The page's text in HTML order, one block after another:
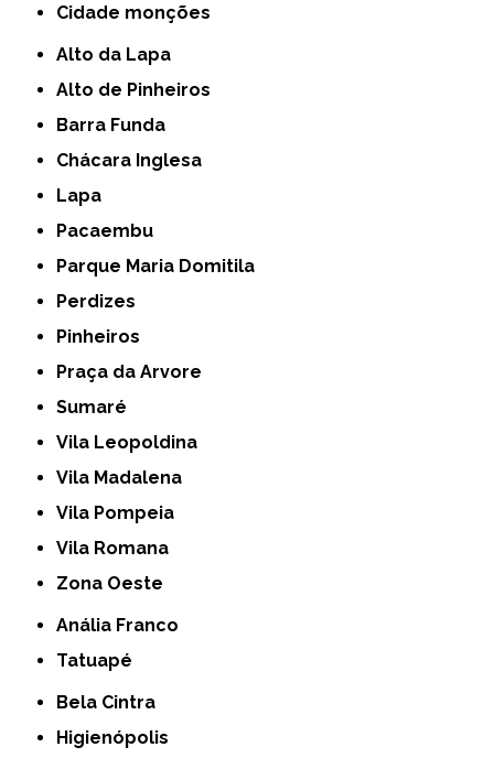
cidade monções
Alto da Lapa
Alto de Pinheiros
Barra Funda
Chácara Inglesa
Lapa
Pacaembu
Parque Maria Domitila
Perdizes
Pinheiros
Praça da Arvore
Sumaré
Vila Leopoldina
Vila Madalena
Vila Pompeia
Vila Romana
Zona Oeste
Anália Franco
Tatuapé
Bela Cintra
Higienópolis